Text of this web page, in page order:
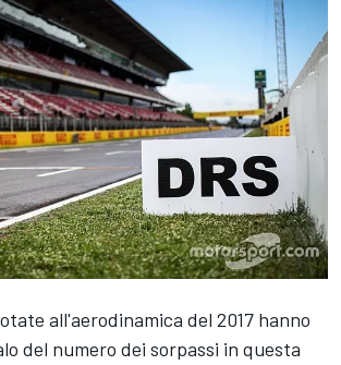
all'aerodinamica del 2017 hanno
del numero dei sorpassi in questa